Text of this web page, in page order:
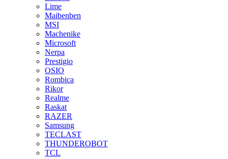
Lime
Maibenben
MSI
Machenike
Microsoft
Nerpa
Prestigio
OSIO
Rombica
Rikor
Realme
Raskat
RAZER
Samsung
TECLAST
THUNDEROBOT
TCL